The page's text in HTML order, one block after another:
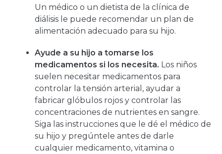
Un médico o un dietista de la clínica de
diálisis le puede recomendar un plan de
alimentación adecuado para su hijo.
Ayude a su hijo a tomarse los
medicamentos si los necesita. Los niños
suelen necesitar medicamentos para
controlar la tensión arterial, ayudar a
fabricar glóbulos rojos y controlar las
concentraciones de nutrientes en sangre.
Siga las instrucciones que le dé el médico de
su hijo y pregúntele antes de darle
cualquier medicamento, vitamina o